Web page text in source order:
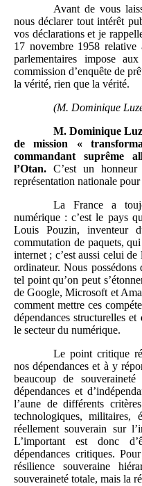
Avant de vous
nous déclarer tout intérêt
vos déclarations et je
17 novembre 1958 relative
parlementaires impose
commission d’enquête de
la vérité, rien que la vérité.
(M. Dominique
M. Dominique
de mission «
commandant suprême
l’Otan. C’est un
représentation nationale
La France a
numérique : c’est le pays
Louis Pouzin, inventeur
commutation de paquets,
internet ; c’est aussi celui
ordinateur. Nous possédons
tel point qu’on peut
de Google, Microsoft et
comment mettre ces
dépendances structurelles
le secteur du numérique.
Le point critique
nos dépendances et à y
beaucoup de
dépendances et
l’aune de différents
technologiques, militaires,
réellement souverain sur
L’important est donc
dépendances critiques.
résilience souveraine
souveraineté totale, mais la